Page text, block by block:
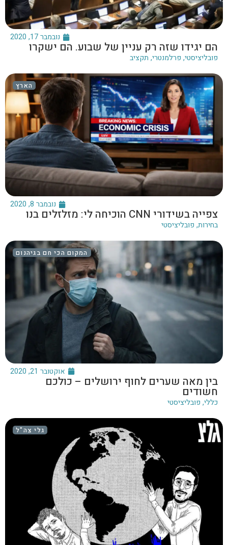
נובמבר 17, 2020
הם יגידו שזה רק עניין של שבוע. הם ישקרו
פובליציסטי, פרלמנטרי, תקציב
הארץ
נובמבר 8, 2020
צפייה בשידורי CNN הוכיחה לי: מזלזלים בנו
בחירות, פובליציסטי
המקום הכי חם בגיהנום
אוקטובר 21, 2020
בין מאה שערים לחוף ירושלים – כולכם
חשודים
כללי, פובליציסטי
גלי צה"ל